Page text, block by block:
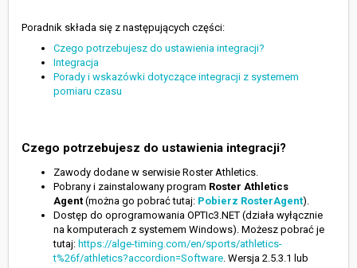
Poradnik składa się z następujących części:
Czego potrzebujesz do ustawienia integracji?
Integracja
Porady i wskazówki dotyczące integracji z systemem
pomiaru czasu
Czego potrzebujesz do ustawienia integracji?
Zawody dodane w serwisie Roster Athletics.
Pobrany i zainstalowany program Roster Athletics
Agent (można go pobrać tutaj: Pobierz RosterAgent).
Dostęp do oprogramowania OPTIc3.NET (działa wyłącznie
na komputerach z systemem Windows). Możesz pobrać je
tutaj: https://alge-timing.com/en/sports/athletics-
t%26f/athletics?accordion=Software. Wersja 2.5.3.1 lub